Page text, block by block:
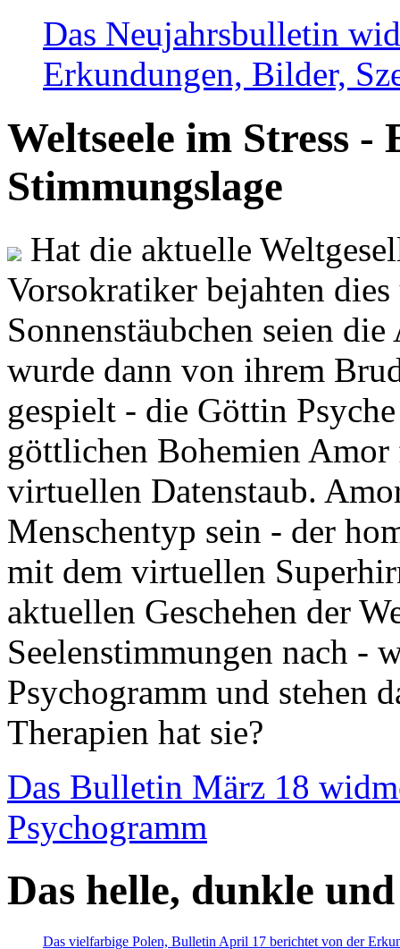
Das Neujahrsbulletin
Erkundungen, Bilder,
Weltseele im Stress -
Stimmungslage
Hat die aktuelle
Vorsokratiker bejahten
Sonnenstäubchen seien
wurde dann von ihrem
gespielt - die Göttin
göttlichen Bohemien
virtuellen Datenstaub.
Menschentyp sein - der
mit dem virtuellen
aktuellen Geschehen der
Seelenstimmungen nach -
Psychogramm und stehen
Therapien hat sie?
Das Bulletin März 18
Psychogramm
Das helle, dunkle
Das vielfarbige Polen, Bulletin April 17 berichtet von der